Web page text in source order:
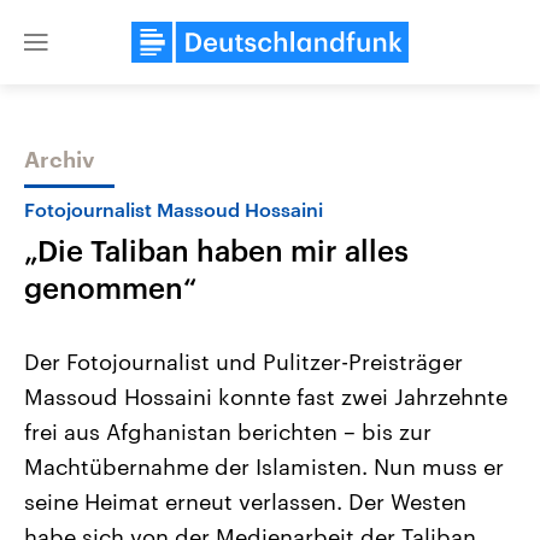
Close
Themen
Landtagswahl Sachsen-Anhalt
2026
Alle Informationen
Sachsen-Anhalt wählt am 6.
September 2026 einen neuen
Landtag. Seit 2021 wird das
Bundesland von einer Koalition aus
Aktuelle Beiträge,
Hintergründe
Wirtschaftlich und
gehören die Vereinigten
den mächtigsten Ländern
mit großem Einfluss auf
Archiv
Fotojournalist Massoud Hossaini
„Die Taliban haben mir alles
genommen“
Der Fotojournalist und Pulitzer-Preisträger
Massoud Hossaini konnte fast zwei Jahrzehnte
frei aus Afghanistan berichten – bis zur
Machtübernahme der Islamisten. Nun muss er
seine Heimat erneut verlassen. Der Westen